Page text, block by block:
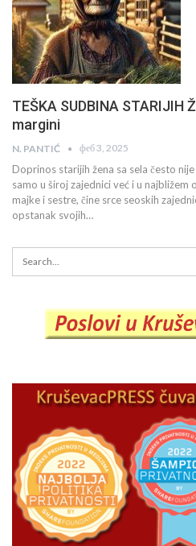
TEŠKA SUDBINA STARIJIH
margini
N. PANTIĆ феб 3, 2025
Doprinos starijih žena sa sela često
samo u široj zajednici već i u najbližem
majke i sestre, čine srce seoskih
opstanak svojih…